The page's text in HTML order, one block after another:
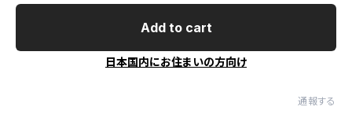
Add to cart
日本国内にお住まいの方向け
通報する